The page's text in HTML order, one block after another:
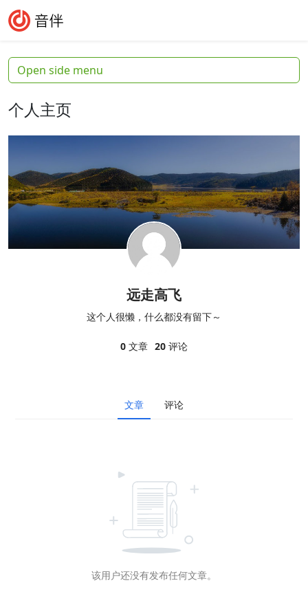
Skip to content
Skip to footer
个人主页
远走高飞
这个人很懒，什么都没有留下～
0 文章 20 评论
文章 评论
该用户还没有发布任何文章。
Open side menu